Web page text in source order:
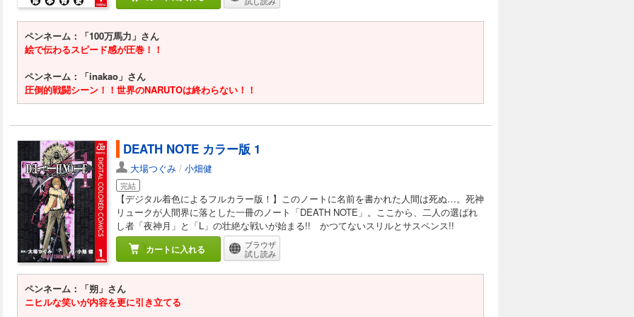
ペンネーム：「100万馬力」さん
絵で伝わるスピード感が圧巻！！
ペンネーム：「inakao」さん
圧倒的戦闘シーン！！世界のNARUTOは終わらない！！
DEATH NOTE カラー版 1
大場つぐみ / 小畑健
完結
【デジタル着色によるフルカラー版！】このノートに名前を書かれた人間は死ぬ…。死神
リュークが人間界に落とした一冊のノート「DEATH NOTE」。ここから、二人の選ばれ
し者「夜神月」と「L」の壮絶な戦いが始まる!! かつてないスリルとサスペンス!!
カートに入れる
ブラウザ
試し読み
ペンネーム：「朔」さん
ニヒルな笑いが内容を更に引き立てる